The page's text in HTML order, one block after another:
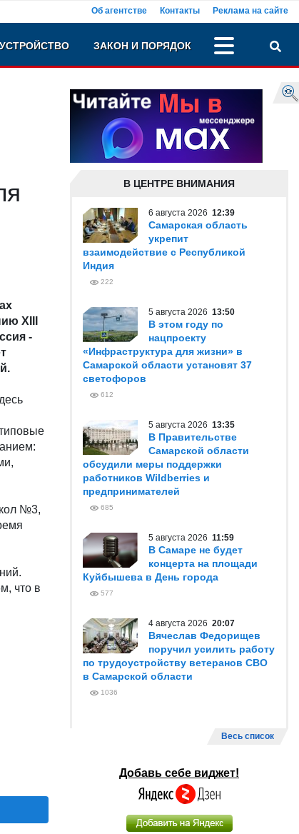
Об агентстве Контакты Реклама на сайте
ЗАКОН И ПОРЯДОК
XIII
-
№3,
что в
В ЦЕНТРЕ ВНИМАНИЯ
6 августа 2026 12:39
Самарская область
укрепит
взаимодействие с Республикой
Индия
222
5 августа 2026 13:50
В этом году по
нацпроекту
«Инфраструктура для жизни» в
Самарской области установят 37
светофоров
612
5 августа 2026 13:35
В Правительстве
Самарской области
обсудили меры поддержки
работников Wildberries и
предпринимателей
685
5 августа 2026 11:59
В Самаре не будет
концерта на площади
Куйбышева в День города
577
4 августа 2026 20:07
Вячеслав Федорищев
поручил усилить работу
по трудоустройству ветеранов СВО
в Самарской области
1036
Весь список
Добавь себе виджет!